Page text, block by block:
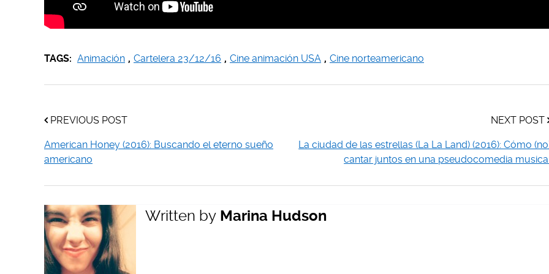
TAGS: Animación , Cartelera 23/12/16 , Cine animación USA , Cine norteamericano
PREVIOUS POST
American Honey (2016): Buscando el eterno sueño
americano
NEXT POST
La ciudad de las estrellas (La La Land) (2016): Cómo
cantar juntos en una pseudocomedia
Written by Marina Hudson